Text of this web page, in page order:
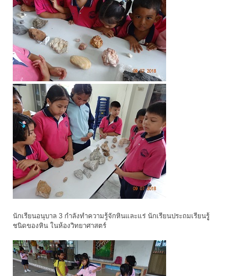
นักเรียนอนุบาล 3 กำลังทำความรู้จักหินและแร่ นักเรียนประถมเรียนรูู้
ชนิดของหิน ในห้องวิทยาศาสตร์